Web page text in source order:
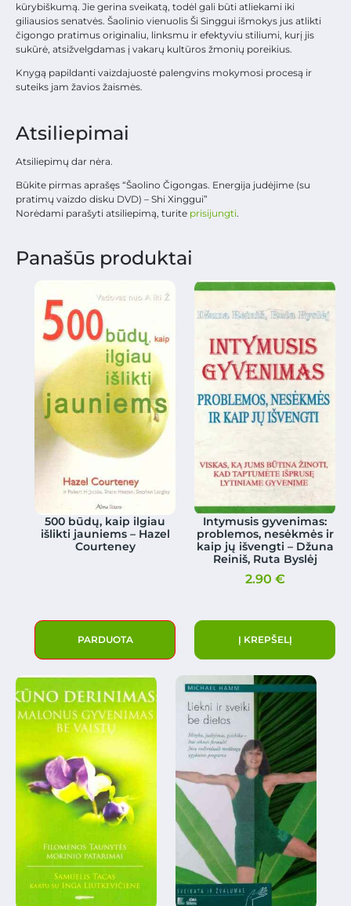
kūrybiškumą. Jie gerina sveikatą, todėl gali būti atliekami iki
giliausios senatvės. Šaolinio vienuolis Ši Singgui išmokys jus atlikti
čigongo pratimus originaliu, linksmu ir efektyviu stiliumi, kurį jis
sukūrė, atsižvelgdamas į vakarų kultūros žmonių poreikius.
Knygą papildanti vaizdajuostė palengvins mokymosi procesą ir
suteiks jam žavios žaismės.
Atsiliepimai
Atsiliepimų dar nėra.
Būkite pirmas aprašęs “Šaolino Čigongas. Energija judėjime (su
pratimų vaizdo disku DVD) – Shi Xinggui”
Norėdami parašyti atsiliepimą, turite prisijungti.
Panašūs produktai
500 būdų, kaip ilgiau
išlikti jauniems – Hazel
Courteney
PARDUOTA
Intymusis gyvenimas:
problemos, nesėkmės ir
kaip jų išvengti – Džuna
Reiniš, Ruta Byslėj
2.90 €
Į KREPŠELĮ